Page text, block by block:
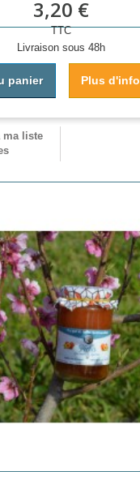
3,20 €
TTC
Livraison sous 48h
panier Plus d'info
ma liste